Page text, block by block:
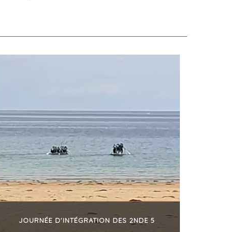
JOURNÉE D'INTÉGRATION DES 2NDE 5